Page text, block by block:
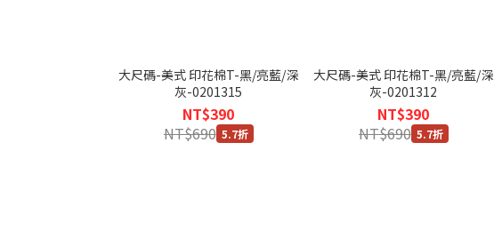
大尺碼-美式 印花棉T-黑/亮藍/深
灰-0201315
NT$390
NT$690 5.7折
大尺碼-美式 印花棉T-黑/亮藍/深
灰-0201312
NT$390
NT$690 5.7折